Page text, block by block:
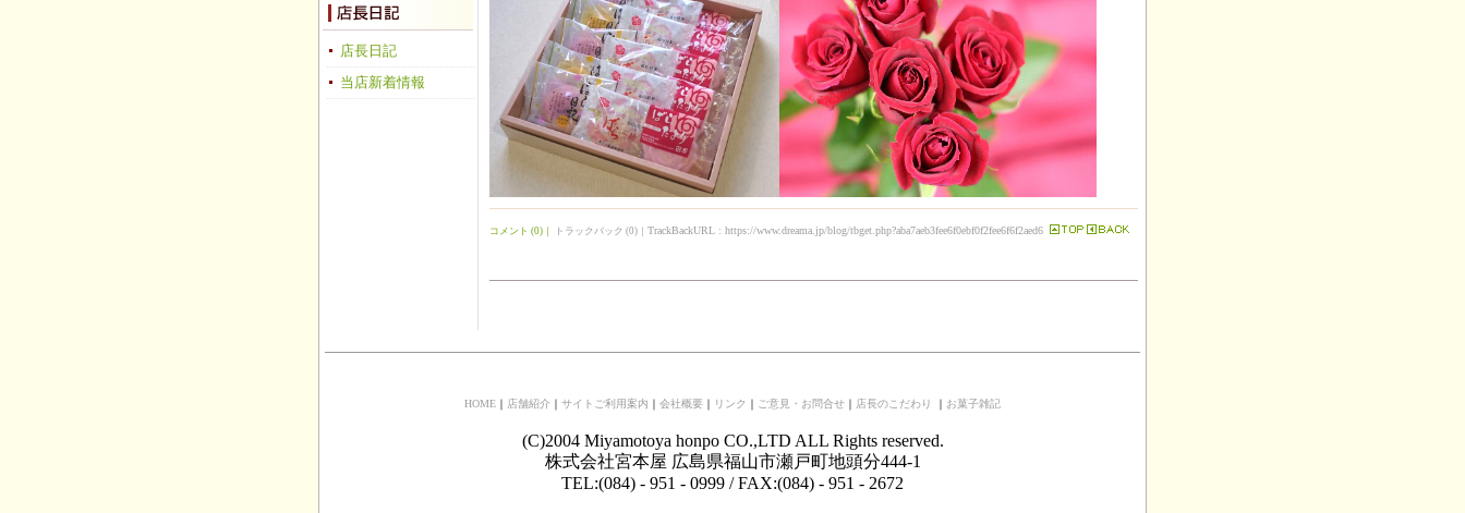
店長日記
当店新着情報
コメント (0) ｜ トラックバック (0) TrackBackURL : https://www.dreama.jp/blog/tbget.php?aba7aeb3fee6f0ebf0f2fee6f6f2aed6
HOME ｜ 店舗紹介 ｜ サイトご利用案内 ｜ 会社概要 ｜ リンク ｜ ご意見・お問合せ ｜ 店長のこだわり ｜ お菓子雑記
(C)2004 Miyamotoya honpo CO.,LTD ALL Rights reserved.
株式会社宮本屋 広島県福山市瀬戸町地頭分444-1
TEL:(084) - 951 - 0999 / FAX:(084) - 951 - 2672